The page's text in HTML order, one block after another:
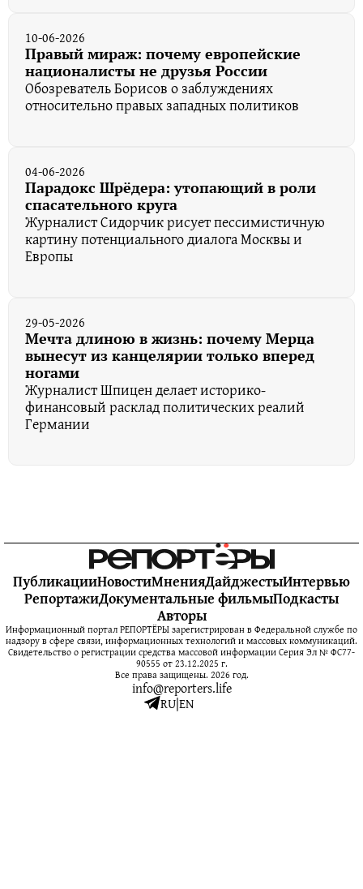
10-06-2026
Правый мираж: почему европейские
националисты не друзья России
Обозреватель Борисов о заблуждениях
относительно правых западных политиков
04-06-2026
Парадокс Шрёдера: утопающий в роли
спасательного круга
Журналист Сидорчик рисует пессимистичную
картину потенциального диалога Москвы и
Европы
29-05-2026
Мечта длиною в жизнь: почему Мерца
вынесут из канцелярии только вперед
ногами
Журналист Шпицен делает историко-
финансовый расклад политических реалий
Германии
ПубликацииНовостиМненияДайджестыИнтервью
РепортажиДокументальные фильмыПодкасты
Авторы
Информационный портал РЕПОРТЁРЫ зарегистрирован в Федеральной службе по
надзору в сфере связи, информационных технологий и массовых коммуникаций.
Свидетельство о регистрации средства массовой информации Серия Эл № ФС77-
90555 от 23.12.2025 г.
Все права защищены. 2026 год.
info@reporters.life
RU|EN